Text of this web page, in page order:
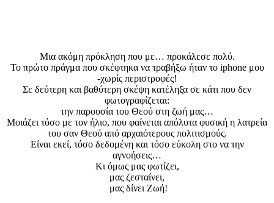
Μια ακόμη πρόκληση που με… προκάλεσε πολύ.
Το πρώτο πράγμα που σκέφτηκα να τραβήξω ήταν το iphone μου
-χωρίς περιστροφές!
Σε δεύτερη και βαθύτερη σκέψη κατέληξα σε κάτι που δεν
φωτογραφίζεται:
την παρουσία του Θεού στη ζωή μας…
Μοιάζει τόσο με τον ήλιο, που φαίνεται απόλυτα φυσική η λατρεία
του σαν Θεού από αρχαιότερους πολιτισμούς.
Είναι εκεί, τόσο δεδομένη και τόσο εύκολη στο να την
αγνοήσεις…
Κι όμως μας φωτίζει,
μας ζεσταίνει,
μας δίνει Ζωή!